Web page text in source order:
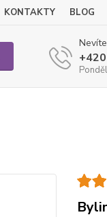
KONTAKTY BLOG